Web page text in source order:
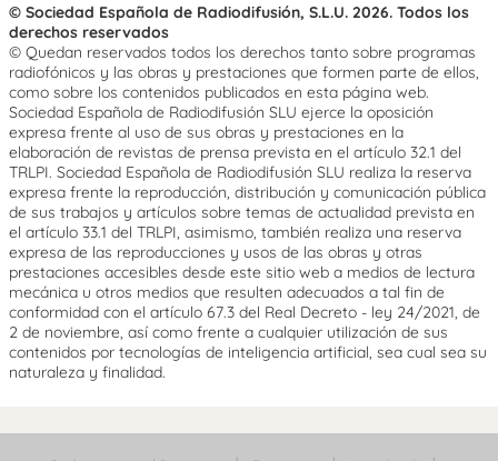
© Sociedad Española de Radiodifusión, S.L.U. 2026. Todos los
derechos reservados
© Quedan reservados todos los derechos tanto sobre programas
radiofónicos y las obras y prestaciones que formen parte de ellos,
como sobre los contenidos publicados en esta página web.
Sociedad Española de Radiodifusión SLU ejerce la oposición
expresa frente al uso de sus obras y prestaciones en la
elaboración de revistas de prensa prevista en el artículo 32.1 del
TRLPI. Sociedad Española de Radiodifusión SLU realiza la reserva
expresa frente la reproducción, distribución y comunicación pública
de sus trabajos y artículos sobre temas de actualidad prevista en
el artículo 33.1 del TRLPI, asimismo, también realiza una reserva
expresa de las reproducciones y usos de las obras y otras
prestaciones accesibles desde este sitio web a medios de lectura
mecánica u otros medios que resulten adecuados a tal fin de
conformidad con el artículo 67.3 del Real Decreto - ley 24/2021, de
2 de noviembre, así como frente a cualquier utilización de sus
contenidos por tecnologías de inteligencia artificial, sea cual sea su
naturaleza y finalidad.